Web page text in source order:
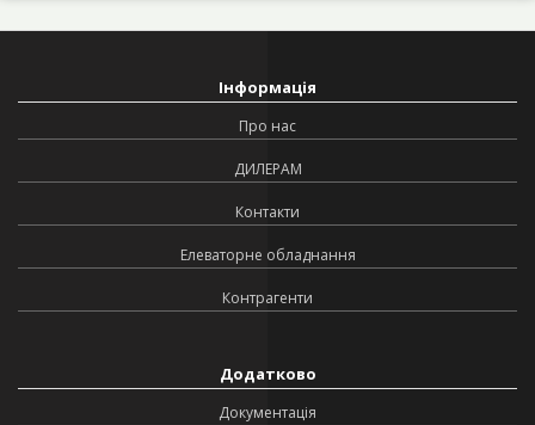
Інформація
Про нас
ДИЛЕРАМ
Контакти
Елеваторне обладнання
Контрагенти
Додатково
Документація